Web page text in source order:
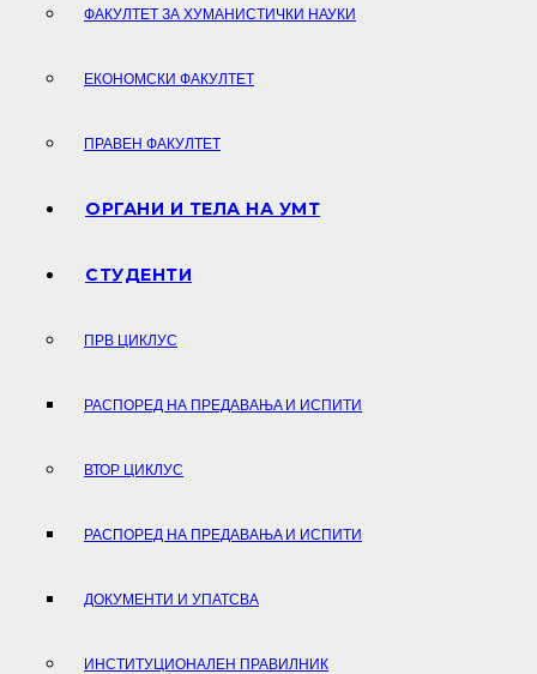
ФАКУЛТЕТ ЗА ХУМАНИСТИЧКИ НАУКИ
ЕКОНОМСКИ ФАКУЛТЕТ
ПРАВЕН ФАКУЛТЕТ
ОРГАНИ И ТЕЛА НА УМТ
СТУДЕНТИ
ПРВ ЦИКЛУС
РАСПОРЕД НА ПРЕДАВАЊA И ИСПИТИ
ВТОР ЦИКЛУС
РАСПОРЕД НА ПРЕДАВАЊA И ИСПИТИ
ДОКУМЕНТИ И УПАТСВА
ИНСТИТУЦИОНАЛЕН ПРАВИЛНИК